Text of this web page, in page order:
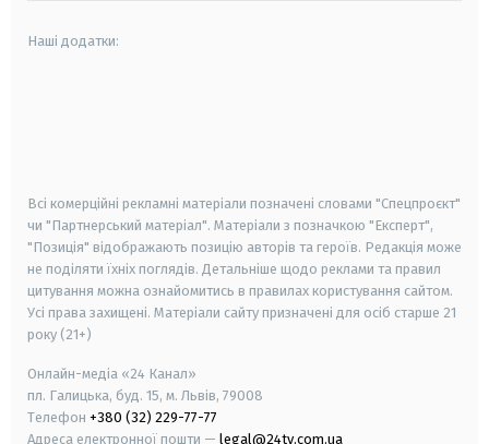
Наші додатки:
Всі комерційні рекламні матеріали позначені словами "Спецпроєкт"
чи "Партнерський матеріал". Матеріали з позначкою "Експерт",
"Позиція" відображають позицію авторів та героїв. Редакція може
не поділяти їхніх поглядів. Детальніше щодо реклами та правил
цитування можна ознайомитись в правилах користування сайтом.
Усі права захищені. Матеріали сайту призначені для осіб старше 21
року (21+)
Онлайн-медіа «24 Канал»
пл. Галицька, буд. 15, м. Львів, 79008
Телефон +380 (32) 229-77-77
Адреса електронної пошти — legal@24tv.com.ua